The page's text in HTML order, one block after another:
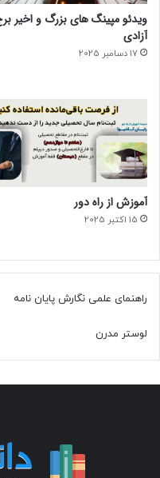
ویدئو مپینگ های بزرگ و اخیر
آزادی
17 دسامبر 2025
آموزش از راه دور
15 اکتبر 2025
راهنمای علمی نگارش پایان نامه
لوستر مدرن